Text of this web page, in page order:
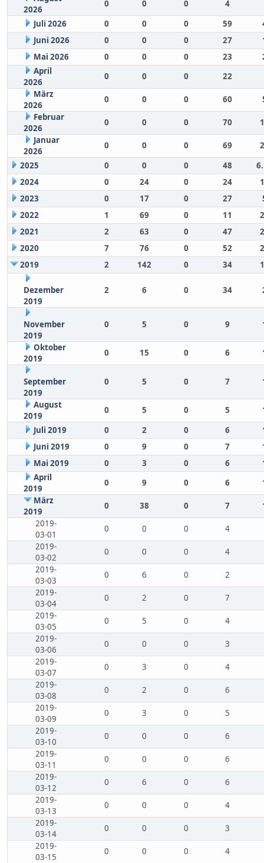
2026
0 0 0
4
Juli 2026
0 0 0 59
Juni 2026
0 0 0 27
Mai 2026
0 0 0 23
April
2026
0 0 0
22
März
2026
0 0 0 60
Februar
2026
0 0 0 70
Januar
2026
0 0 0 69
2025
0 0 0 48
2024
0 24 0 24
2023
0 17 0 27
2022
1 69 0 11
2021
2 63 0 47
2020
7 76 0 52
2019
2 142 0 34
Dezember
2019
2 6 0 34
November
2019
0 5 0 9
Oktober
2019
0 15 0 6
September
2019
0 5 0 7
August
2019
0 5 0 5
Juli 2019
0 2 0 6
Juni 2019
0 9 0 7
Mai 2019
0 3 0 6
April
2019
0 9 0 6
März
2019
0 38 0 7
2019-
03-01
0 0 0
4
2019-
03-02
0 0 0
4
2019-
03-03
0 6 0
2
2019-
03-04
0 2 0
7
2019-
03-05
0 5 0
4
2019-
03-06
0 0 0
3
2019-
03-07
0 3 0
4
2019-
03-08
0 2 0
6
2019-
03-09
0 3 0
5
2019-
03-10
0 0 0
6
2019-
03-11
0 0 0
6
2019-
03-12
0 6 0
6
2019-
03-13
0 0 0
4
2019-
03-14
0 0 0
3
2019-
03-15
0 0 0
4